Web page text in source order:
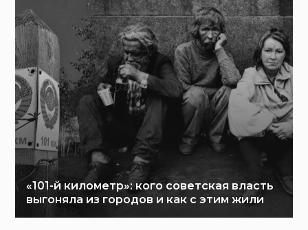
«101-й километр»: кого советская власть
выгоняла из городов и как с этим жили